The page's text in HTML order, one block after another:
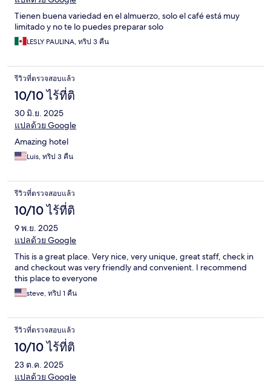
Tienen buena variedad en el almuerzo, solo el café está muy
limitado y no te lo puedes preparar solo
LESLY PAULINA, ทริป 3 คืน
รีวิวที่ตรวจสอบแล้ว
10/10 ไร้ที่ติ
30 มิ.ย. 2025
แปลด้วย Google
Amazing hotel
Luis, ทริป 3 คืน
รีวิวที่ตรวจสอบแล้ว
10/10 ไร้ที่ติ
9 พ.ย. 2025
แปลด้วย Google
This is a great place. Very nice, very unique, great staff, check in
and checkout was very friendly and convenient. I recommend
this place to everyone
steve, ทริป 1 คืน
รีวิวที่ตรวจสอบแล้ว
10/10 ไร้ที่ติ
23 ต.ค. 2025
แปลด้วย Google